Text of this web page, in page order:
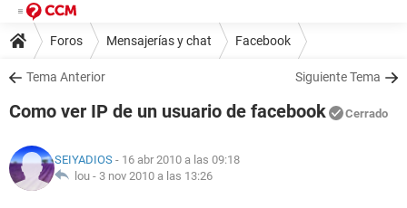
Foros Mensajerías y chat Facebook
Tema Anterior Siguiente Tema
Como ver IP de un usuario de facebook Cerrado
SEIYADIOS - 16 abr 2010 a las 09:18
lou - 3 nov 2010 a las 13:26